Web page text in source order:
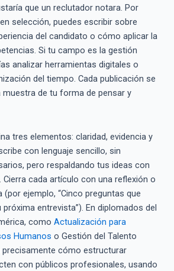
que un reclutador notara. Por
selección, puedes escribir sobre
del candidato o cómo aplicar la
Si tu campo es la gestión
analizar herramientas digitales o
del tiempo. Cada publicación se
muestra de tu forma de pensar y
tres elementos: claridad, evidencia y
con lenguaje sencillo, sin
pero respaldando tus ideas con
cada artículo con una reflexión o
ejemplo, “Cinco preguntas que
entrevista”). En diplomados del
como Actualización para
Humanos o Gestión del Talento
precisamente cómo estructurar
con públicos profesionales, usando